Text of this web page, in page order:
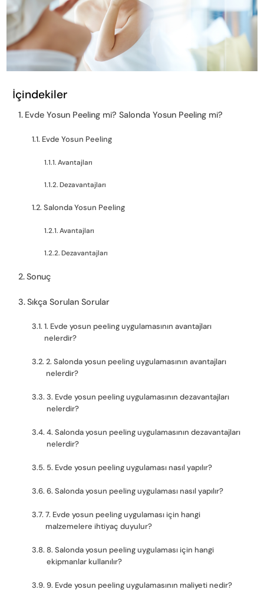
İçindekiler
Evde Yosun Peeling mi? Salonda Yosun Peeling mi?
Evde Yosun Peeling
Avantajları
Dezavantajları
Salonda Yosun Peeling
Avantajları
Dezavantajları
Sonuç
Sıkça Sorulan Sorular
1. Evde yosun peeling uygulamasının avantajları
nelerdir?
2. Salonda yosun peeling uygulamasının avantajları
nelerdir?
3. Evde yosun peeling uygulamasının dezavantajları
nelerdir?
4. Salonda yosun peeling uygulamasının dezavantajları
nelerdir?
5. Evde yosun peeling uygulaması nasıl yapılır?
6. Salonda yosun peeling uygulaması nasıl yapılır?
7. Evde yosun peeling uygulaması için hangi
malzemelere ihtiyaç duyulur?
8. Salonda yosun peeling uygulaması için hangi
ekipmanlar kullanılır?
9. Evde yosun peeling uygulamasının maliyeti nedir?